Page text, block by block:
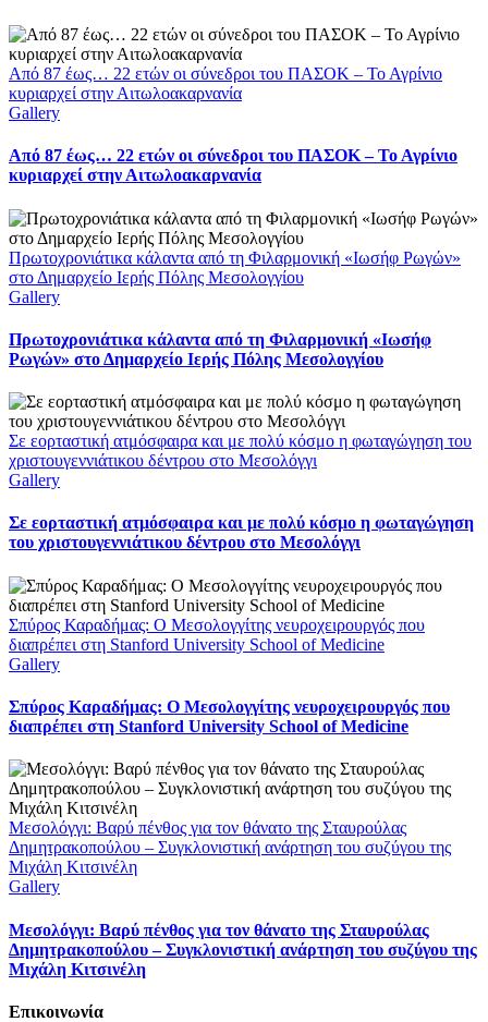
Από 87 έως… 22 ετών οι σύνεδροι του ΠΑΣΟΚ – Το Αγρίνιο
κυριαρχεί στην Αιτωλοακαρνανία
Gallery
Από 87 έως… 22 ετών οι σύνεδροι του ΠΑΣΟΚ – Το Αγρίνιο
κυριαρχεί στην Αιτωλοακαρνανία
Πρωτοχρονιάτικα κάλαντα από τη Φιλαρμονική «Ιωσήφ Ρωγών»
στο Δημαρχείο Ιερής Πόλης Μεσολογγίου
Gallery
Πρωτοχρονιάτικα κάλαντα από τη Φιλαρμονική «Ιωσήφ
Ρωγών» στο Δημαρχείο Ιερής Πόλης Μεσολογγίου
Σε εορταστική ατμόσφαιρα και με πολύ κόσμο η φωταγώγηση του
χριστουγεννιάτικου δέντρου στο Μεσολόγγι
Gallery
Σε εορταστική ατμόσφαιρα και με πολύ κόσμο η φωταγώγηση
του χριστουγεννιάτικου δέντρου στο Μεσολόγγι
Σπύρος Καραδήμας: Ο Μεσολογγίτης νευροχειρουργός που
διαπρέπει στη Stanford University School of Medicine
Gallery
Σπύρος Καραδήμας: Ο Μεσολογγίτης νευροχειρουργός που
διαπρέπει στη Stanford University School of Medicine
Μεσολόγγι: Βαρύ πένθος για τον θάνατο της Σταυρούλας
Δημητρακοπούλου – Συγκλονιστική ανάρτηση του συζύγου της
Μιχάλη Κιτσινέλη
Gallery
Μεσολόγγι: Βαρύ πένθος για τον θάνατο της Σταυρούλας
Δημητρακοπούλου – Συγκλονιστική ανάρτηση του συζύγου της
Μιχάλη Κιτσινέλη
Επικοινωνία